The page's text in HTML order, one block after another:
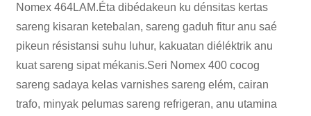
Nomex 464LAM.Éta dibédakeun ku dénsitas kertas
sareng kisaran ketebalan, sareng gaduh fitur anu saé
pikeun résistansi suhu luhur, kakuatan diéléktrik anu
kuat sareng sipat mékanis.Seri Nomex 400 cocog
sareng sadaya kelas varnishes sareng elém, cairan
trafo, minyak pelumas sareng refrigeran, anu utamina